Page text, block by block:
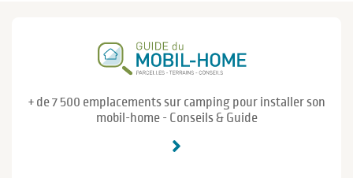
+ de 7 500 emplacements sur camping pour installer son
mobil-home - Conseils & Guide